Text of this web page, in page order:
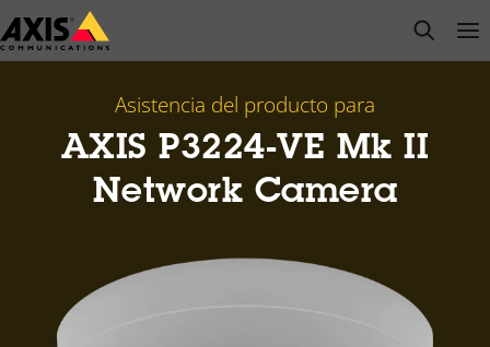
Saltar
al
open
Asistencia del producto para
AXIS P3224-VE Mk II
Network Camera